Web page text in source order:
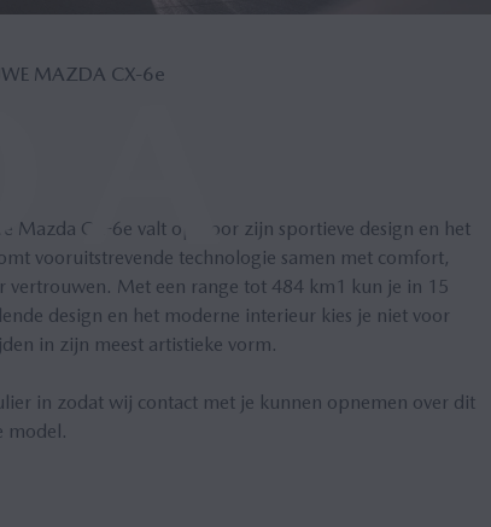
MAZDA CX‑6e
Mazda CX-6e valt op door zijn sportieve design en het
vooruitstrevende technologie samen met comfort,
vertrouwen. Met een range tot 484 km1 kun je in 15
design en het moderne interieur kies je niet voor
in zijn meest artistieke vorm.
in zodat wij contact met je kunnen opnemen over dit
model.